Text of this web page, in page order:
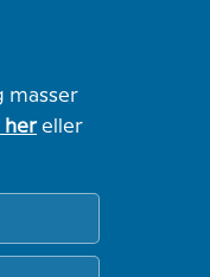
masser
hereller